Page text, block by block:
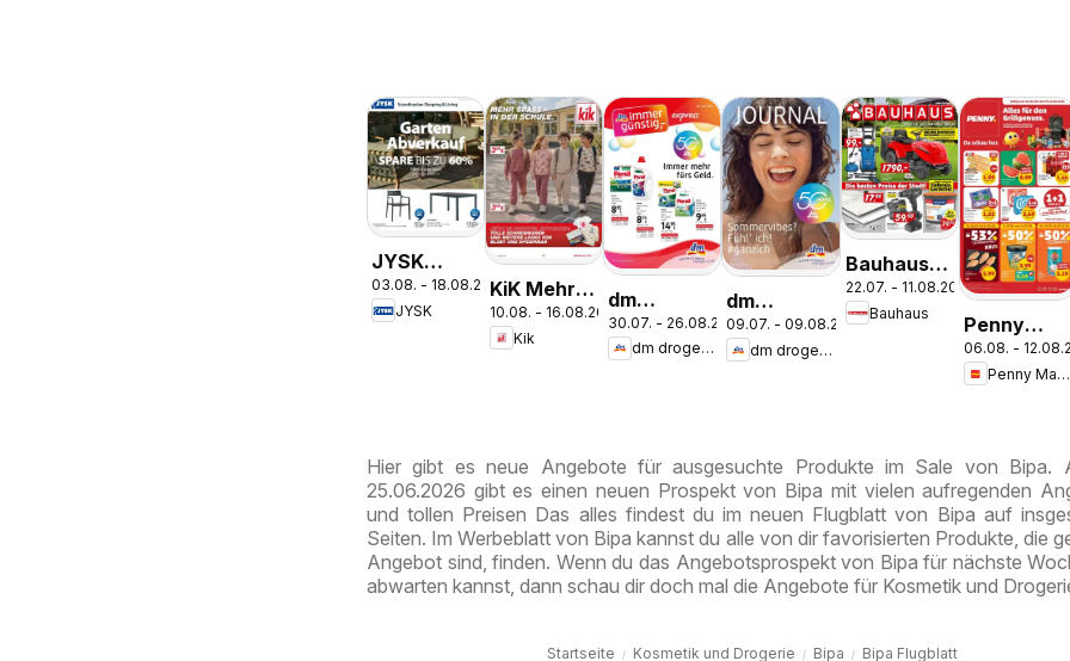
JYSK
Garten
Abverkauf
03.08. - 18.08.2026
JYSK
KiK Mehr
Spaß in der
Schule
10.08. - 16.08.2026
Kik
dm
drogerie
markt
30.07. - 26.08.2026
dm drogerie markt
dm
drogerie
markt
09.07. - 09.08.2026
dm drogerie markt
Bauhaus
Pasching,
Wels,
22.07. - 11.08.2026
Bauhaus
Penny
Markt Die
ganze
06.08. -
Penny Markt
Hier gibt es neue Angebote für ausgesuchte Produkte im Sale von Bipa.
25.06.2026 gibt es einen neuen Prospekt von Bipa mit vielen aufregenden
und tollen Preisen Das alles findest du im neuen Flugblatt von Bipa auf
Seiten. Im Werbeblatt von Bipa kannst du alle von dir favorisierten Produkte, die
Angebot sind, finden. Wenn du das Angebotsprospekt von Bipa für nächste
abwarten kannst, dann schau dir doch mal die Angebote für Kosmetik und
Startseite Kosmetik und Drogerie Bipa Bipa Flugblatt